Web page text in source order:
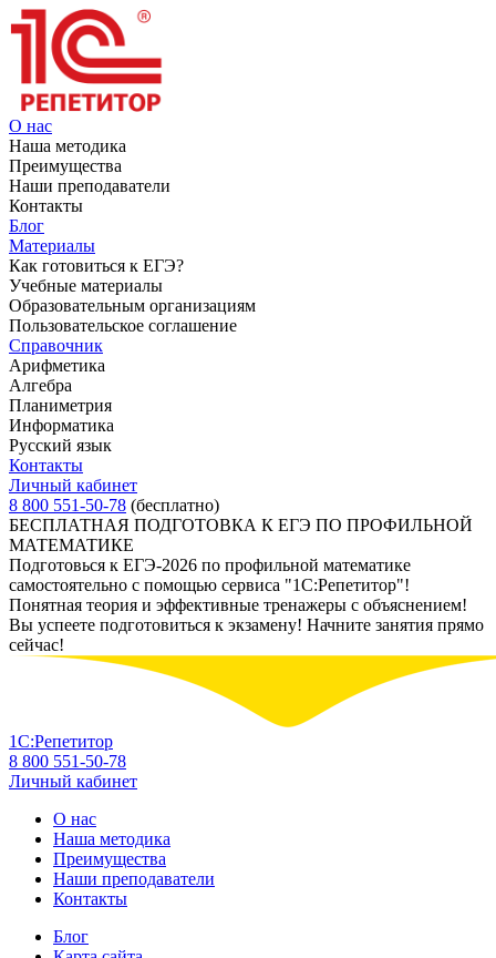
О нас
Наша методика
Преимущества
Наши преподаватели
Контакты
Блог
Материалы
Как готовиться к ЕГЭ?
Учебные материалы
Образовательным организациям
Пользовательское соглашение
Справочник
Арифметика
Алгебра
Планиметрия
Информатика
Русский язык
Контакты
Личный кабинет
8 800 551-50-78 (бесплатно)
БЕСПЛАТНАЯ ПОДГОТОВКА К ЕГЭ ПО ПРОФИЛЬНОЙ
МАТЕМАТИКЕ
Подготовься к ЕГЭ-2026 по профильной математике
самостоятельно с помощью сервиса "1С:Репетитор"!
Понятная теория и эффективные тренажеры с объяснением!
Вы успеете подготовиться к экзамену! Начните занятия прямо
сейчас!
1С:Репетитор
8 800 551-50-78
Личный кабинет
О нас
Наша методика
Преимущества
Наши преподаватели
Контакты
Блог